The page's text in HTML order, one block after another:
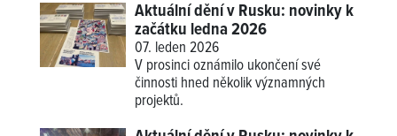
Aktuální dění v Rusku: novinky k
začátku ledna 2026
07. leden 2026
V prosinci oznámilo ukončení své
činnosti hned několik významných
projektů.